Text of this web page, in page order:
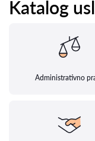
Katalog
Administrativno